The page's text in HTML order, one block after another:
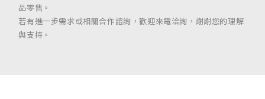
品零售。
若有進一步需求或相關合作諮詢，歡迎來電洽詢，謝謝您的理解
與支持。